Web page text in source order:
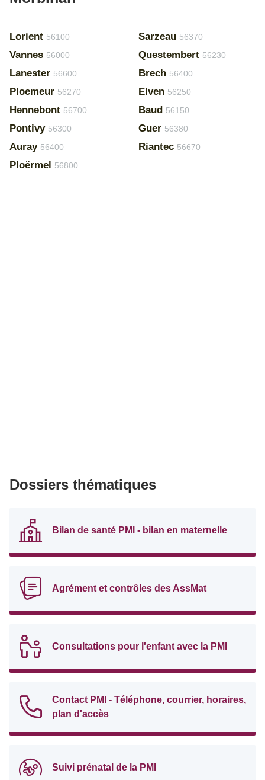
Lorient 56100
Vannes 56000
Lanester 56600
Ploemeur 56270
Hennebont 56700
Pontivy 56300
Auray 56400
Ploërmel 56800
Sarzeau 56370
Questembert 56230
Brech 56400
Elven 56250
Baud 56150
Guer 56380
Riantec 56670
Dossiers thématiques
Bilan de santé PMI - bilan en maternelle
Agrément et contrôles des AssMat
Consultations pour l'enfant avec la PMI
Contact PMI - Téléphone, courrier, horaires,
plan d'accès
Suivi prénatal de la PMI